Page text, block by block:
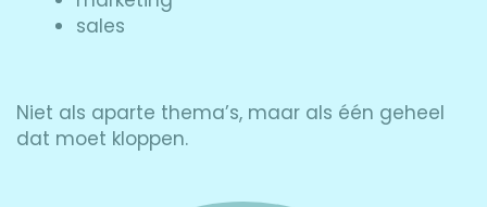
sales
Niet als aparte thema’s, maar als één geheel
dat moet kloppen.